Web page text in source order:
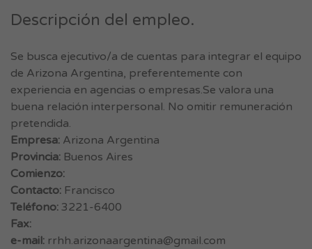
Descripción del empleo.
Se busca ejecutivo/a de cuentas para integrar el equipo
de Arizona Argentina, preferentemente con
experiencia en agencias o empresas.Se valora una
buena relación interpersonal. No omitir remuneración
pretendida.
Empresa: Arizona Argentina
Provincia: Buenos Aires
Comienzo:
Contacto: Francisco
Teléfono: 3221-6400
Fax:
e-mail: rrhh.arizonaargentina@gmail.com